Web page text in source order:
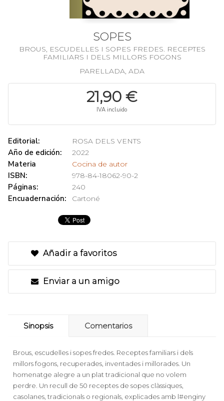
SOPES
BROUS, ESCUDELLES I SOPES FREDES. RECEPTES
FAMILIARS I DELS MILLORS FOGONS
PARELLADA, ADA
21,90 €
IVA incluido
Editorial: ROSA DELS VENTS
Año de edición: 2022
Materia Cocina de autor
ISBN: 978-84-18062-90-2
Páginas: 240
Encuadernación: Cartoné
Añadir a favoritos
Enviar a un amigo
Sinopsis Comentarios
Brous, escudelles i sopes fredes. Receptes familiars i dels
millors fogons, recuperades, inventades i millorades. Un
homenatge alegre a un plat tradicional que no volem
perdre. Un recull de 50 receptes de sopes clàssiques,
casolanes, tradicionals o regionals, explicades amb l#enginy